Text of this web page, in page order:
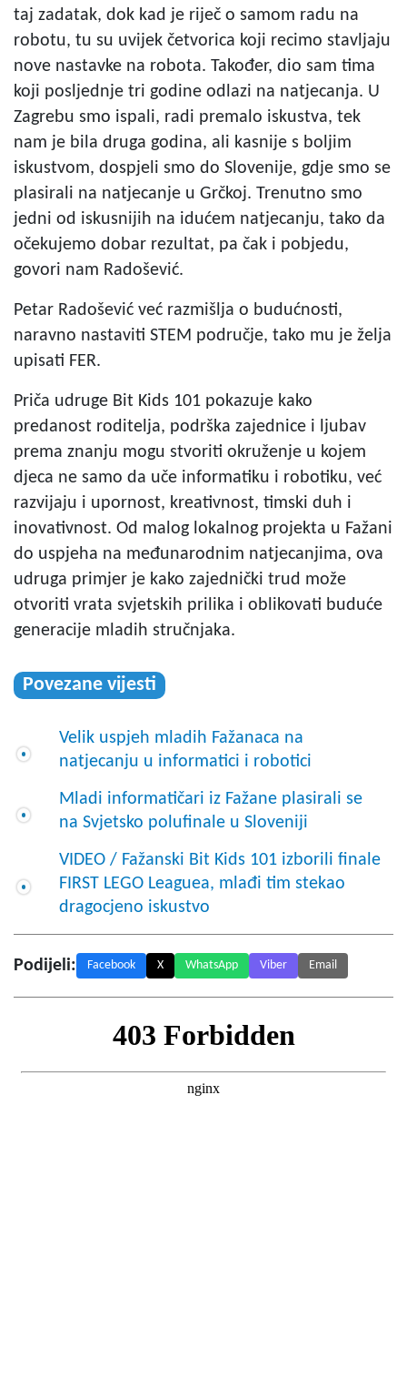
taj zadatak, dok kad je riječ o samom radu na
robotu, tu su uvijek četvorica koji recimo stavljaju
nove nastavke na robota. Također, dio sam tima
koji posljednje tri godine odlazi na natjecanja. U
Zagrebu smo ispali, radi premalo iskustva, tek
nam je bila druga godina, ali kasnije s boljim
iskustvom, dospjeli smo do Slovenije, gdje smo se
plasirali na natjecanje u Grčkoj. Trenutno smo
jedni od iskusnijih na idućem natjecanju, tako da
očekujemo dobar rezultat, pa čak i pobjedu,
govori nam Radošević.
Petar Radošević već razmišlja o budućnosti,
naravno nastaviti STEM područje, tako mu je želja
upisati FER.
Priča udruge Bit Kids 101 pokazuje kako
predanost roditelja, podrška zajednice i ljubav
prema znanju mogu stvoriti okruženje u kojem
djeca ne samo da uče informatiku i robotiku, već
razvijaju i upornost, kreativnost, timski duh i
inovativnost. Od malog lokalnog projekta u Fažani
do uspjeha na međunarodnim natjecanjima, ova
udruga primjer je kako zajednički trud može
otvoriti vrata svjetskih prilika i oblikovati buduće
generacije mladih stručnjaka.
Povezane vijesti
Velik uspjeh mladih Fažanaca na
natjecanju u informatici i robotici
Mladi informatičari iz Fažane plasirali se
na Svjetsko polufinale u Sloveniji
VIDEO / Fažanski Bit Kids 101 izborili finale
FIRST LEGO Leaguea, mlađi tim stekao
dragocjeno iskustvo
Podijeli: Facebook X WhatsApp Viber Email